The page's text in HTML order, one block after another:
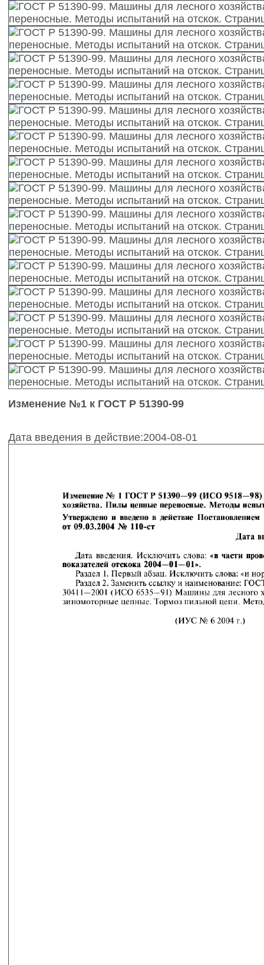
Изменение №1 к ГОСТ Р 51390-99
Дата введения в действие:2004-08-01